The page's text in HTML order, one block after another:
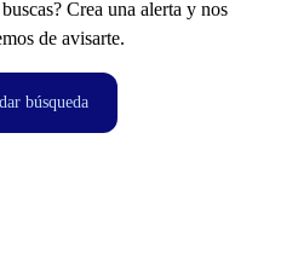
Crea una alerta y nos
de avisarte.
búsqueda